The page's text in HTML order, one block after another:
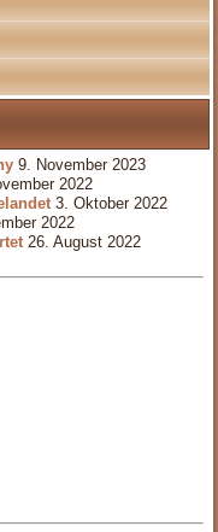
9. November 2023
2022
3. Oktober 2022
2022
26. August 2022